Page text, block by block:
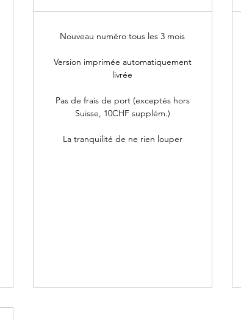
Nouveau numéro tous les 3 mois
Version imprimée automatiquement
livrée
Pas de frais de port (exceptés hors
Suisse, 10CHF supplém.)
La tranquilité de ne rien louper